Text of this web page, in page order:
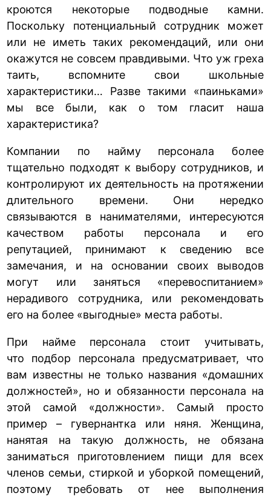
кроются некоторые подводные камни.
Поскольку потенциальный сотрудник может
или не иметь таких рекомендаций, или они
окажутся не совсем правдивыми. Что уж греха
таить, вспомните свои школьные
характеристики… Разве такими «паиньками»
мы все были, как о том гласит наша
характеристика?
Компании по найму персонала более
тщательно подходят к выбору сотрудников, и
контролируют их деятельность на протяжении
длительного времени. Они нередко
связываются в нанимателями, интересуются
качеством работы персонала и его
репутацией, принимают к сведению все
замечания, и на основании своих выводов
могут или заняться «перевоспитанием»
нерадивого сотрудника, или рекомендовать
его на более «выгодные» места работы.
При найме персонала стоит учитывать,
что подбор персонала предусматривает, что
вам известны не только названия «домашних
должностей», но и обязанности персонала на
этой самой «должности». Самый просто
пример – гувернантка или няня. Женщина,
нанятая на такую должность, не обязана
заниматься приготовлением пищи для всех
членов семьи, стиркой и уборкой помещений,
поэтому требовать от нее выполнения